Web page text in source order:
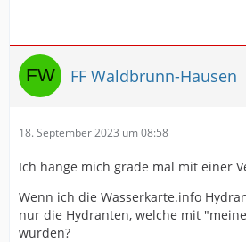
FF Waldbrunn-Hausen
18. September 2023 um 08:58
Ich hänge mich grade mal mit einer
Wenn ich die Wasserkarte.info
nur die Hydranten, welche mit
wurden?